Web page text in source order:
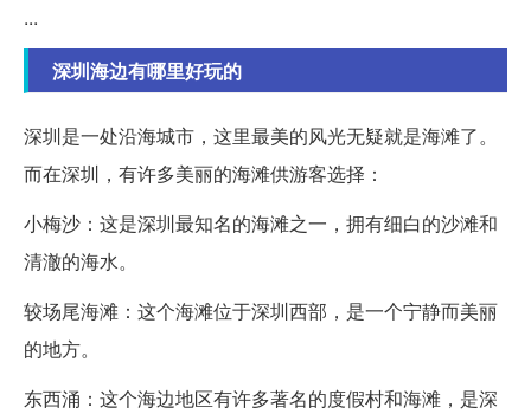
...
深圳海边有哪里好玩的
深圳是一处沿海城市，这里最美的风光无疑就是海滩了。
而在深圳，有许多美丽的海滩供游客选择：
小梅沙：这是深圳最知名的海滩之一，拥有细白的沙滩和
清澈的海水。
较场尾海滩：这个海滩位于深圳西部，是一个宁静而美丽
的地方。
东西涌：这个海边地区有许多著名的度假村和海滩，是深